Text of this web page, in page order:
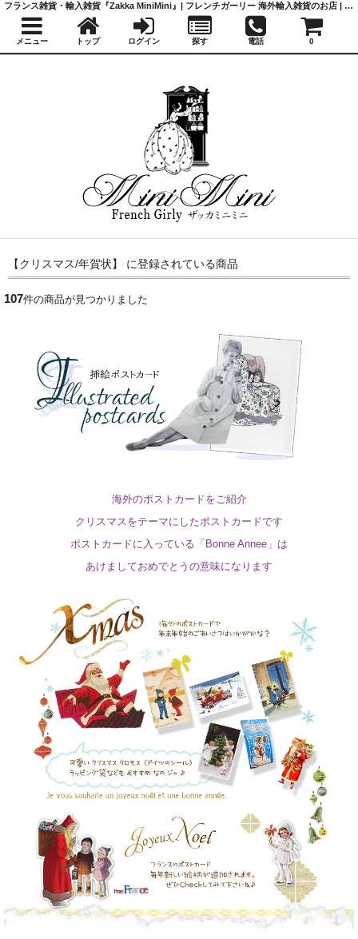
【クリスマス/年賀状】 に登録されている商品
107件の商品が見つかりました
海外のポストカードをご紹介
クリスマスをテーマにしたポストカードです
ポストカードに入っている「Bonne Annee」は
あけましておめでとうの意味になります
フランス雑貨・輸入雑貨『Zakka MiniMini』| フレンチガーリー 海外輸入雑貨のお店 | かわいい雑貨 | 蚤の市 | アンティーク
メニュー トップ ログイン 探す 電話 0